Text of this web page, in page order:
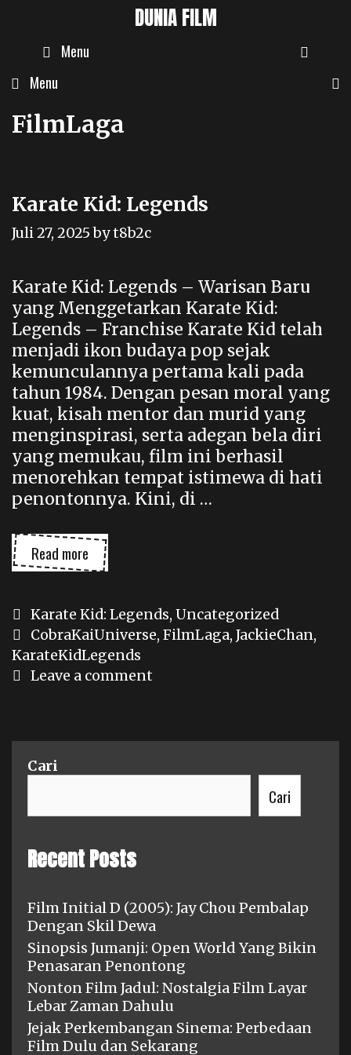
content
DUNIA FILM
Menu
Menu
FilmLaga
Karate Kid: Legends
Juli 27, 2025 byt8b2c
Karate Kid: Legends – Warisan Baru
yang Menggetarkan Karate Kid:
Legends – Franchise Karate Kid telah
menjadi ikon budaya pop sejak
kemunculannya pertama kali pada
tahun 1984. Dengan pesan moral yang
kuat, kisah mentor dan murid yang
menginspirasi, serta adegan bela diri
yang memukau, film ini berhasil
menorehkan tempat istimewa di hati
penontonnya. Kini, di …
Read more Karate
Kid:
Categories
Karate Kid: Legends, Uncategorized
Tags
CobraKaiUniverse, FilmLaga, JackieChan,
KarateKidLegends
Leave a comment
Cari
Cari
Recent Posts
Film Initial D (2005): Jay Chou Pembalap
Dengan Skil Dewa
Sinopsis Jumanji: Open World Yang Bikin
Penasaran Penontong
Nonton Film Jadul: Nostalgia Film Layar
Lebar Zaman Dahulu
Jejak Perkembangan Sinema: Perbedaan
Film Dulu dan Sekarang